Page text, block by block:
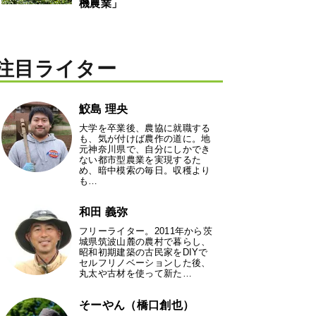
機農業」
目ライター
鮫島 理央
大学を卒業後、農協に就職する
も、気が付けば農作の道に。地
元神奈川県で、自分にしかでき
ない都市型農業を実現するた
め、暗中模索の毎日。収穫より
も…
和田 義弥
フリーライター。2011年から茨
城県筑波山麓の農村で暮らし、
昭和初期建築の古民家をDIYで
セルフリノベーションした後、
丸太や古材を使って新た…
そーやん（橋口創也）